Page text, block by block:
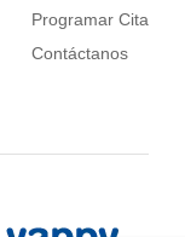
Programar Cita
Contáctanos